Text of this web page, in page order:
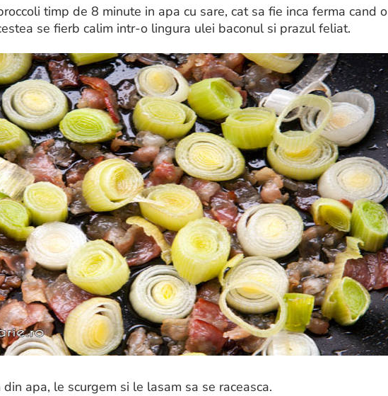
timp de 8 minute in apa cu sare, cat sa fie inca ferma cand o
se fierb calim intr-o lingura ulei baconul si prazul feliat.
apa, le scurgem si le lasam sa se raceasca.